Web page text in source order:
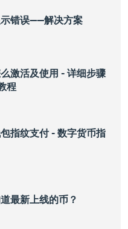
错误——解决方案
激活及使用 - 详细步骤
程
指纹支付 - 数字货币指
最新上线的币？